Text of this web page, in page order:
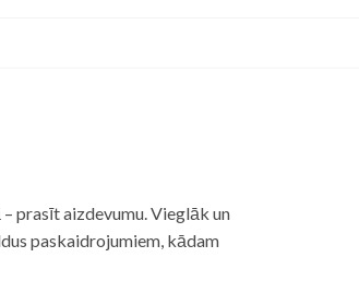
prasīt aizdevumu. Vieglāk un
paskaidrojumiem, kādam